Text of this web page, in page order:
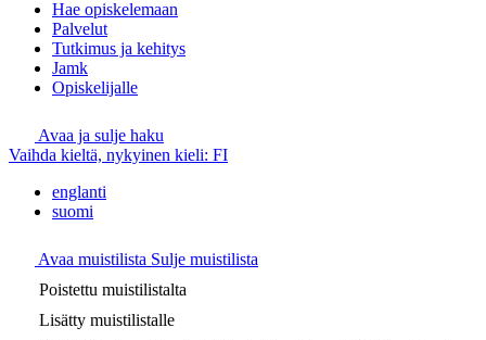
Hae opiskelemaan
Palvelut
Tutkimus ja kehitys
Jamk
Opiskelijalle
Avaa ja sulje haku
Vaihda kieltä, nykyinen kieli: FI
englanti
suomi
Avaa muistilista Sulje muistilista
Poistettu muistilistalta
Lisätty muistilistalle